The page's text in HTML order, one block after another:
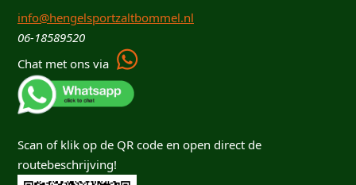
info@hengelsportzaltbommel.nl
06-18589520
Chat met ons via
Scan of klik op de QR code en open direct de
routebeschrijving!